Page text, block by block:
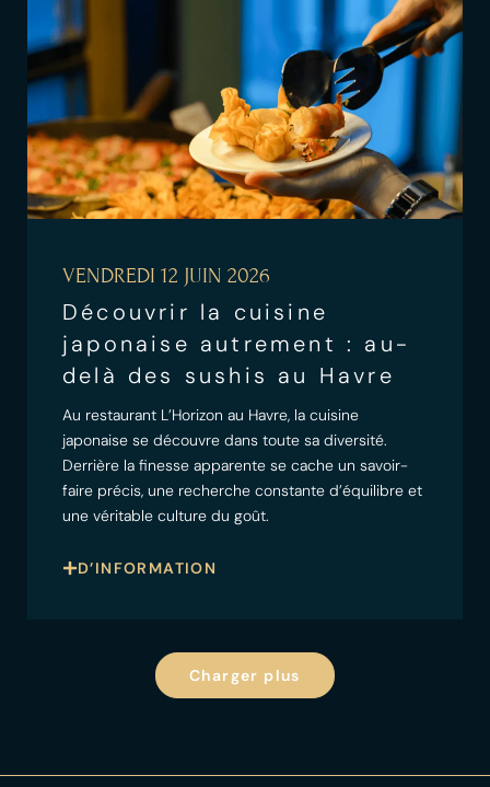
VENDREDI 12 JUIN 2026
Découvrir la cuisine
japonaise autrement : au-
delà des sushis au Havre
Au restaurant L’Horizon au Havre, la cuisine
japonaise se découvre dans toute sa diversité.
Derrière la finesse apparente se cache un savoir-
faire précis, une recherche constante d’équilibre et
une véritable culture du goût.
D’INFORMATION
Charger plus